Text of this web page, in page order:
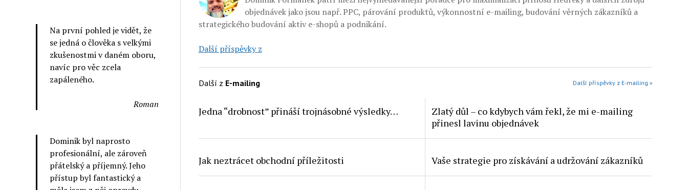
Na první pohled je vidět, že
se jedná o člověka s velkými
zkušenostmi v daném oboru,
navíc pro věc zcela
zapáleného.
Roman
Dominik byl naprosto
profesionální, ale zároveň
přátelský a příjemný. Jeho
přístup byl fantastický a
objednávek jako jsou např. PPC, párování produktů, výkonnostní e-mailing, budování věrných zákazníků a
strategického budování aktiv e-shopů a podnikání.
Další příspěvky z
Další z E-mailing Další příspěvky z E-mailing »
Jedna “drobnost” přináší trojnásobné výsledky…
Zlatý důl – co kdybych vám řekl, že mi e-mailing
přinesl lavinu objednávek
Jak neztrácet obchodní příležitosti Vaše strategie pro získávání a udržování zákazníků